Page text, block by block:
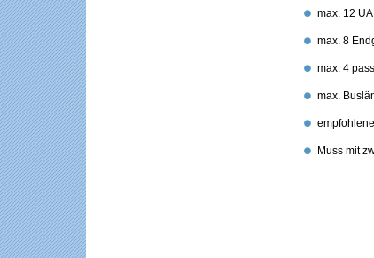
max. 12
max. 8
max. 4
max.
Muss mit